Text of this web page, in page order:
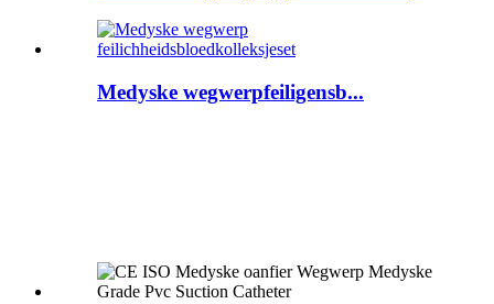
Medyske wegwerpfeiligensb...